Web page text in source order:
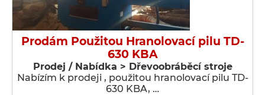
Prodám Použitou Hranolovací pilu TD-
630 KBA
Prodej / Nabídka > Dřevoobráběcí stroje
Nabízím k prodeji , použitou hranolovací pilu TD-
630 KBA, …